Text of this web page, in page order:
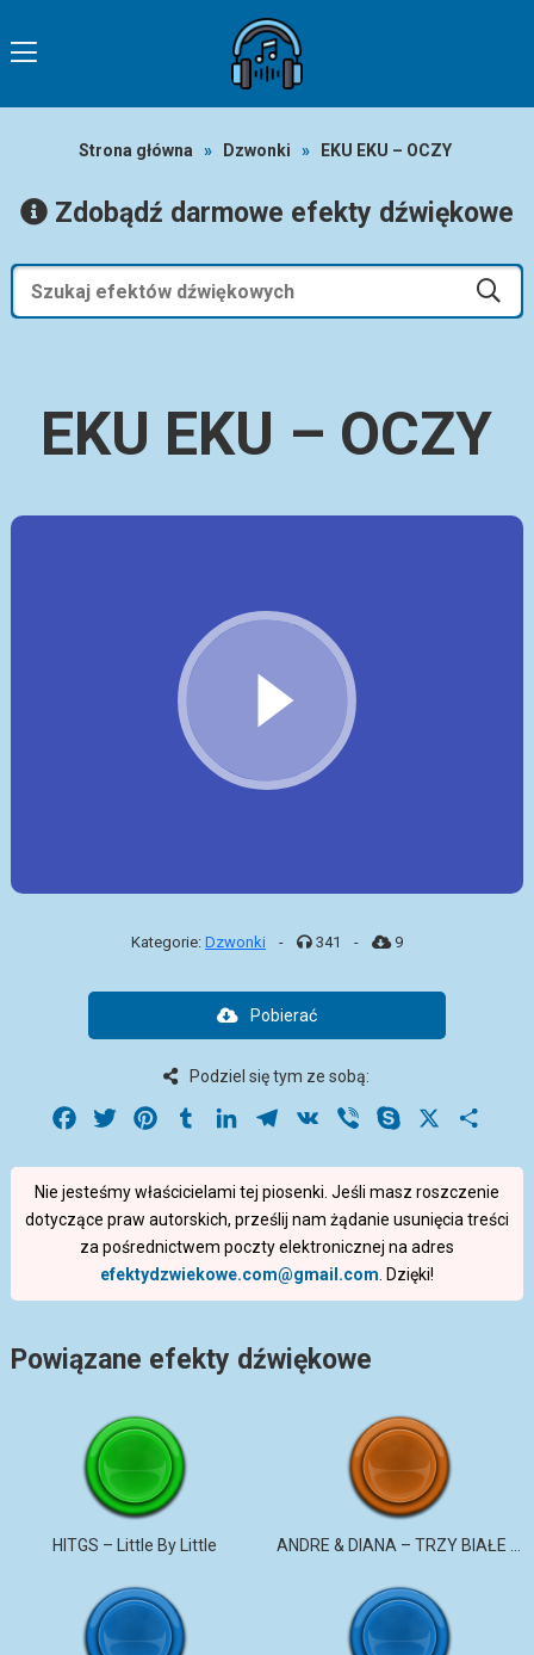
Strona główna » Dzwonki » EKU EKU – OCZY
Zdobądź darmowe efekty dźwiękowe
EKU EKU – OCZY
Kategorie: Dzwonki - 341 - 9
Pobierać
Podziel się tym ze sobą:
Facebook
Twitter PinterestTumblrLinkedInTelegram
VK Viber Skype
Nie jesteśmy właścicielami tej piosenki. Jeśli masz roszczenie
dotyczące praw autorskich, prześlij nam żądanie usunięcia treści
za pośrednictwem poczty elektronicznej na adres
efektydzwiekowe.com@gmail.com . Dzięki!
Powiązane efekty dźwiękowe
HITGS – Little By Little